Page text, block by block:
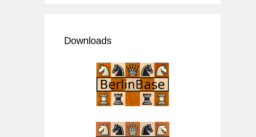
Downloads